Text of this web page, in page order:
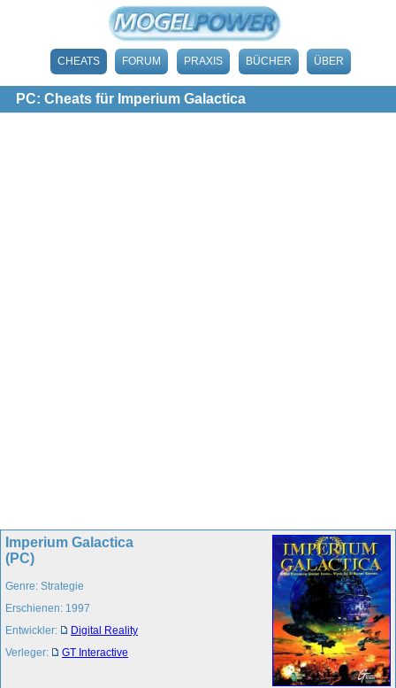
CHEATS FORUM PRAXIS BÜCHER ÜBER
PC: Cheats für Imperium Galactica
Imperium Galactica
(PC)
Genre: Strategie
Erschienen: 1997
Entwickler:
Digital Reality
Verleger:
GT Interactive